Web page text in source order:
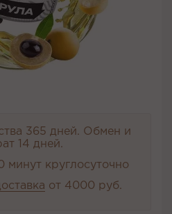
365 дней. Обмен и
14 дней.
минут круглосуточно
от 4000 руб.